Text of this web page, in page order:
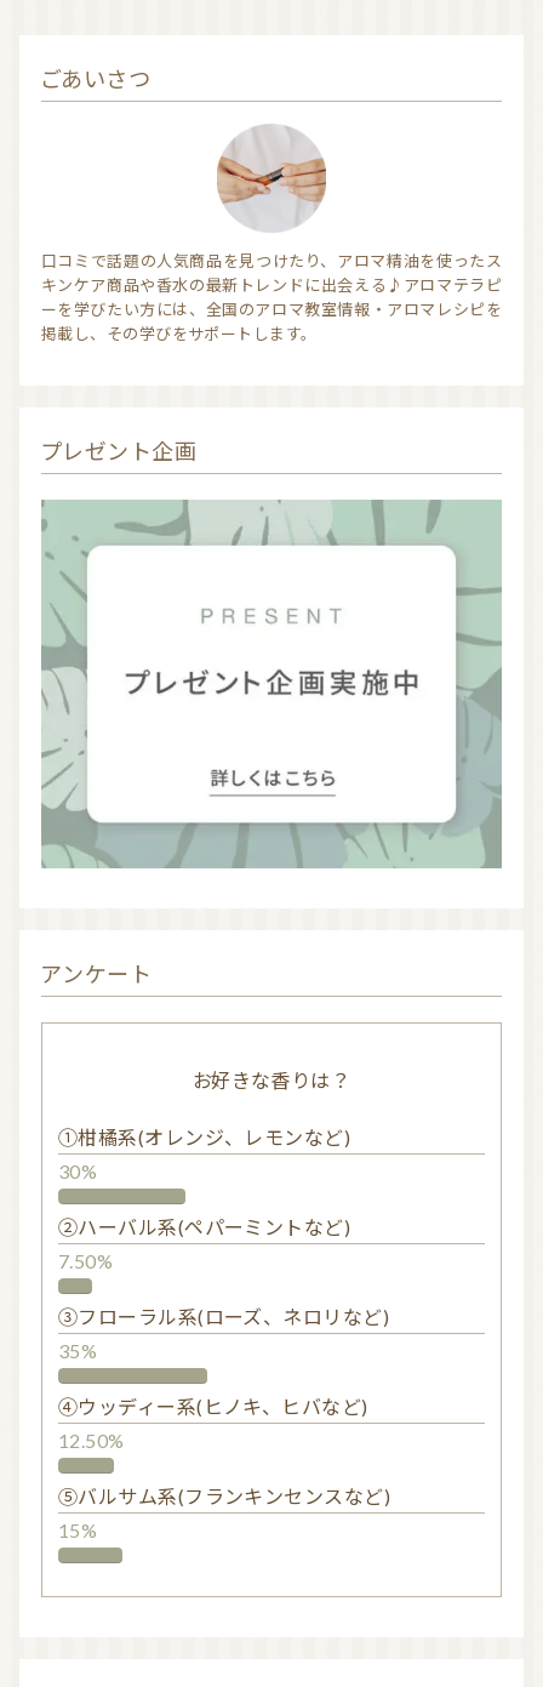
ごあいさつ
口コミで話題の人気商品を見つけたり、アロマ精油を使ったス
キンケア商品や香水の最新トレンドに出会える♪アロマテラピ
ーを学びたい方には、全国のアロマ教室情報・アロマレシピを
掲載し、その学びをサポートします。
プレゼント企画
アンケート
お好きな香りは？
①柑橘系(オレンジ、レモンなど)
30%
②ハーバル系(ペパーミントなど)
7.50%
③フローラル系(ローズ、ネロリなど)
35%
④ウッディー系(ヒノキ、ヒバなど)
12.50%
⑤バルサム系(フランキンセンスなど)
15%